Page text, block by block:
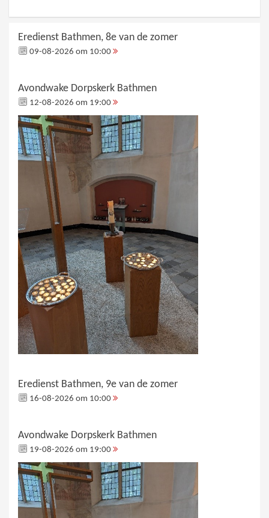
Eredienst Bathmen, 8e van de zomer
09-08-2026 om 10:00
Avondwake Dorpskerk Bathmen
12-08-2026 om 19:00
Eredienst Bathmen, 9e van de zomer
16-08-2026 om 10:00
Avondwake Dorpskerk Bathmen
19-08-2026 om 19:00